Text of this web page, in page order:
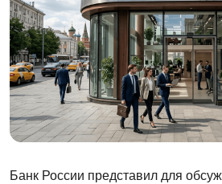
Банк России представил для